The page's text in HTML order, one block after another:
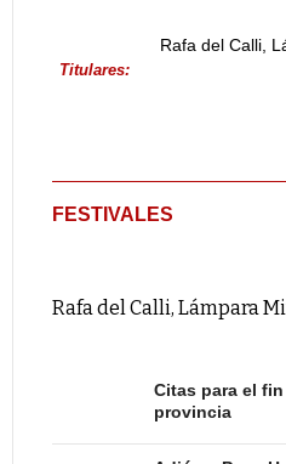
Titulares:
Rafa del Calli,
FESTIVALES
Rafa del Calli, Lámpara
Citas para el
provincia